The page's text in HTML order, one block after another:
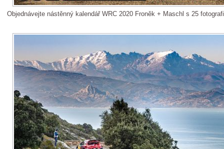
Objednávejte nástěnný kalendář WRC 2020 Froněk + Maschl s 25